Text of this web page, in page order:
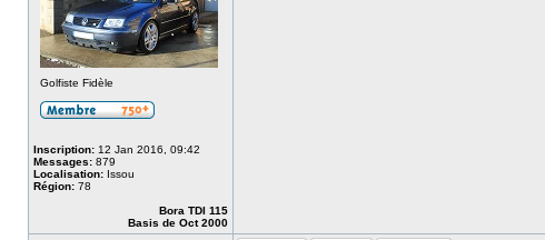
Golfiste Fidèle
Inscription: 12 Jan 2016, 09:42
Messages: 879
Localisation: Issou
Région: 78
Bora TDI 115
Basis de Oct 2000